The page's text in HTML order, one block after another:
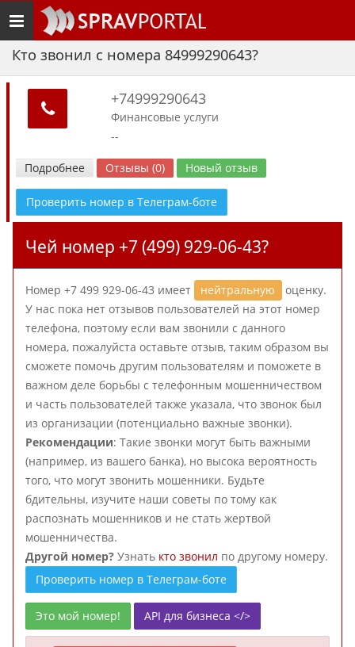
Toggle
navigation
Кто звонил с номера 84999290643?
+74999290643
Финансовые услуги
--
Подробнее Отзывы (0) Новый отзыв
Проверить номер в Телеграм-боте
Чей номер +7 (499) 929-06-43?
Номер +7 499 929-06-43 имеет нейтральную
оценку.
У нас пока нет отзывов пользователей на этот номер
телефона, поэтому если вам звонили с данного
номера, пожалуйста оставьте отзыв, таким образом вы
сможете помочь другим пользователям и поможете в
важном деле борьбы с телефонным мошенничеством
и часть пользователей также указала, что звонок был
из организации (потенциально важные звонки).
Рекомендации: Такие звонки могут быть важными
(например, из вашего банка), но высока вероятность
того, что могут звонить мошенники. Будьте
бдительны, изучите наши советы по тому как
распознать мошенников и не стать жертвой
мошенничества.
Другой номер? Узнать кто звонил по другому номеру.
Проверить номер в Телеграм-боте
Это мой номер! API для бизнеса </>